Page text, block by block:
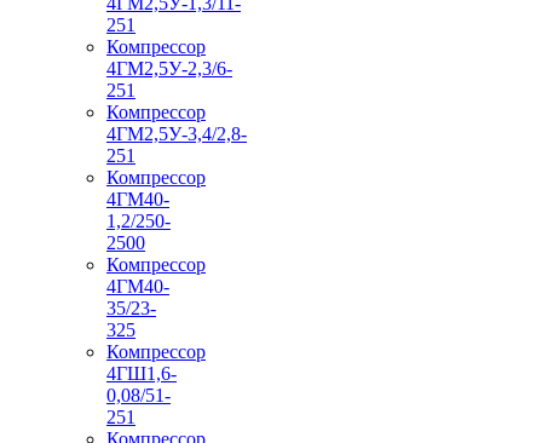
251
Компрессор
4ГМ2,5У-2,3/6-
251
Компрессор
4ГМ2,5У-3,4/2,8-
251
Компрессор
4ГМ40-
1,2/250-
2500
Компрессор
4ГМ40-
35/23-
325
Компрессор
4ГШ1,6-
0,08/51-
251
Компрессор